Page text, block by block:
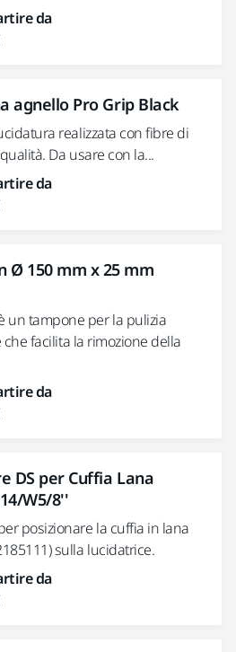
da
agnello Pro Grip Black
realizzata con fibre di
Da usare con la...
da
Ø 150 mm x 25 mm
un tampone per la pulizia
facilita la rimozione della
da
DS per Cuffia Lana
W5/8''
posizionare la cuffia in lana
sulla lucidatrice.
da